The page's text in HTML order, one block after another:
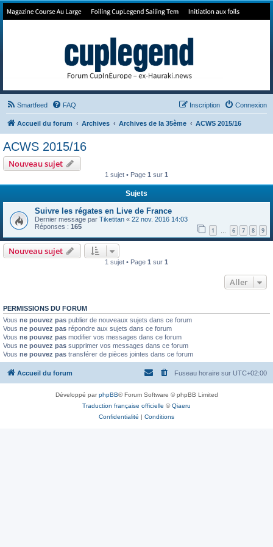
Forum de Cup In Europe
Smartfeed FAQ Connexion
Inscription
Accueil du forum Archives Archives de la 35ème ACWS 2015/16
ACWS 2015/16
Nouveau sujet
1 sujet • Page 1 sur 1
Sujets
Suivre les régates en Live de France
Dernier message par Tiketitan « 22 nov. 2016 14:03
Réponses : 165 1 6 7 8 9
Nouveau sujet
1 sujet • Page 1 sur 1
Aller
PERMISSIONS DU FORUM
Vous ne pouvez pas publier de nouveaux sujets dans ce forum
Vous ne pouvez pas répondre aux sujets dans ce forum
Vous ne pouvez pas modifier vos messages dans ce forum
Vous ne pouvez pas supprimer vos messages dans ce forum
Vous ne pouvez pas transférer de pièces jointes dans ce forum
Accueil du forum Fuseau horaire sur UTC+02:00
Développé parphpBB® Forum Software © phpBB Limited
Traduction française officielle ©Qiaeru
Confidentialité | Conditions